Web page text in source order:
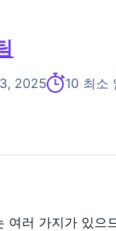
2025 10 최소
러 가지가 있으